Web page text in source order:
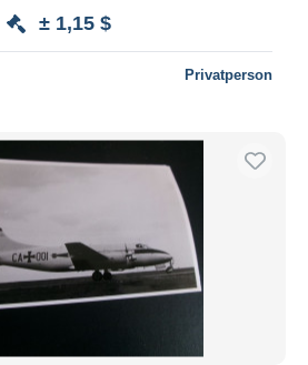
± 1,15 $
Privatperson